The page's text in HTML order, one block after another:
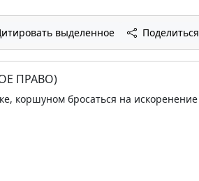
выделенное Поделиться
ПРАВО)
коршуном бросаться на искоренение